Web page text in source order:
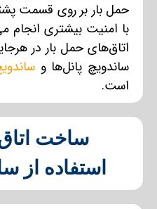
حمل بار بر روی قسمت
با امنیت بیشتری انجام
اتاق‌های حمل بار در
ساندویچ پانل‌ها و
است.
ساخت
استفاده از